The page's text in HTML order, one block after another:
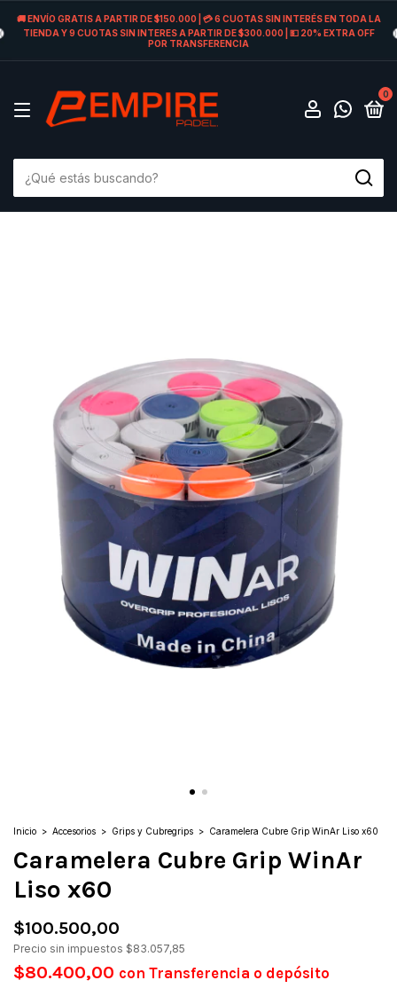
🚚 ENVÍO GRATIS A PARTIR DE $150.000 | 💳 6 CUOTAS SIN INTERÉS EN TODA LA
TIENDA Y 9 CUOTAS SIN INTERES A PARTIR DE $300.000 | 💵 20% EXTRA OFF
POR TRANSFERENCIA
0
Inicio > Accesorios > Grips y Cubregrips > Caramelera Cubre Grip WinAr Liso x60
Caramelera Cubre Grip WinAr
Liso x60
$100.500,00
Precio sin impuestos $83.057,85
$80.400,00 con Transferencia o depósito